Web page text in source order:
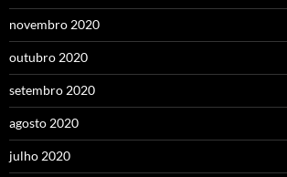
novembro 2020
outubro 2020
setembro 2020
agosto 2020
julho 2020